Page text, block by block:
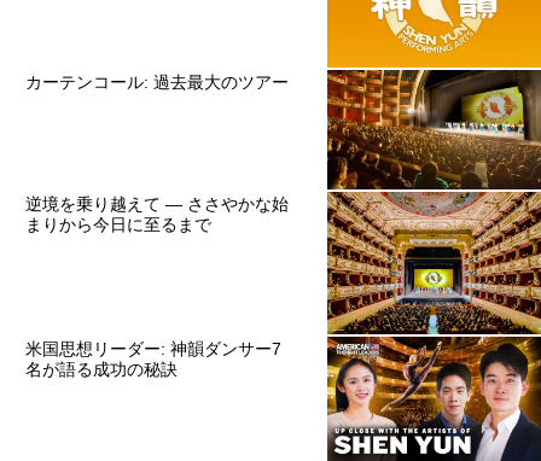
カーテンコール: 過去最大のツアー
逆境を乗り越えて ― ささやかな始
まりから今日に至るまで
米国思想リーダー: 神韻ダンサー7
名が語る成功の秘訣